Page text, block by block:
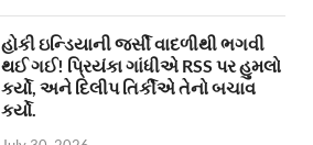
હોકી ઇન્ડિયાની જર્સી વાદળીથી ભગવી
થઈ ગઈ! પ્રિયંકા ગાંધીએ RSS પર હુમલો
કર્યો, અને દિલીપ તિર્કીએ તેનો બચાવ
કર્યો.